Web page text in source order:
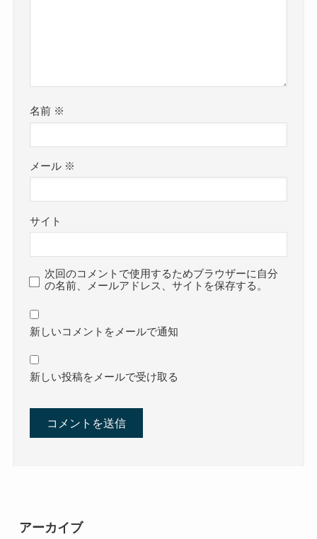
名前 ※
メール ※
サイト
次回のコメントで使用するためブラウザーに自分
の名前、メールアドレス、サイトを保存する。
新しいコメントをメールで通知
新しい投稿をメールで受け取る
アーカイブ